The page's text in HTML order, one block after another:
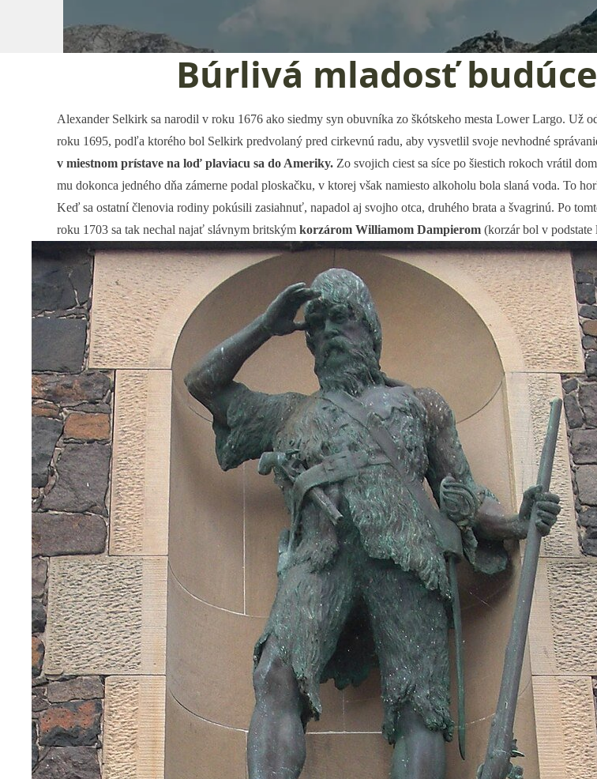
Búrlivá mladosť
Alexander Selkirk sa narodil v roku 1676 ako siedmy syn obuvníka zo škótskeho mesta Lower Largo. Už
roku 1695, podľa ktorého bol Selkirk predvolaný pred cirkevnú radu, aby vysvetlil svoje nevhodné
v miestnom prístave na loď plaviacu sa do Ameriky. Zo svojich ciest sa síce po šiestich rokoch vrátil
mu dokonca jedného dňa zámerne podal ploskačku, v ktorej však namiesto alkoholu bola slaná voda. To
Keď sa ostatní členovia rodiny pokúsili zasiahnuť, napadol aj svojho otca, druhého brata a švagrinú. Po
roku 1703 sa tak nechal najať slávnym britským korzárom Williamom Dampierom (korzár bol v